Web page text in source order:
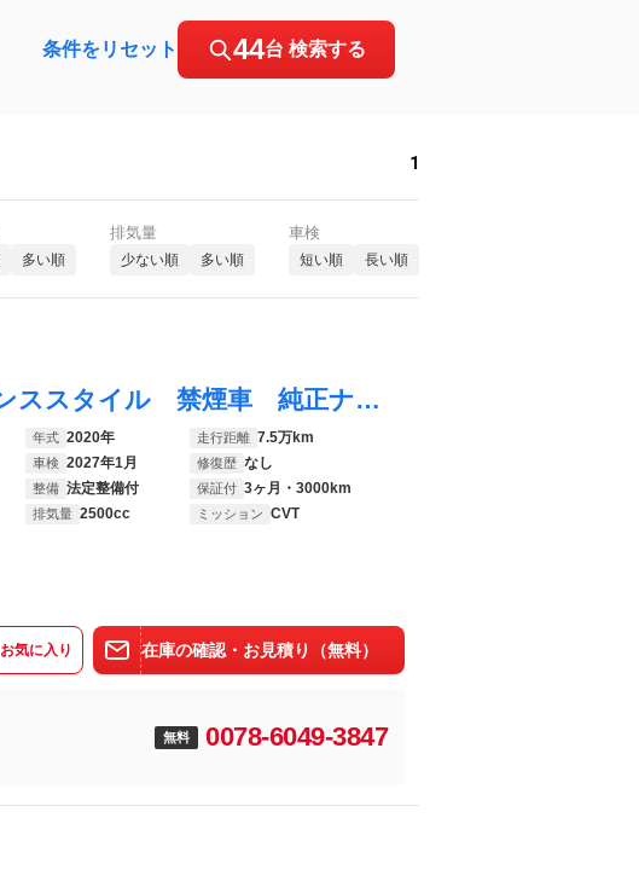
条件をリセット 44台 検索する
1
多い順
排気量
少ない順 多い順
車検
短い順 長い順
クラウンハイブリッド Ｓ エレガンススタイル 禁煙車 純正ナビ バックカメラ セーフティセンス ブラインドスポット ハーフレザー パワーシート シートヒーター ＬＥＤヘッド 純正１８インチＡＷ 革巻きステアリング パドルシフト レーダークルーズ
年式 2020年 走行距離 7.5万km
車検 2027年1月 修復歴 なし
整備 法定整備付 保証付 3ヶ月・3000km
排気量 2500cc ミッション CVT
お気に入り 在庫の確認・お見積り（無料）
無料 0078-6049-3847